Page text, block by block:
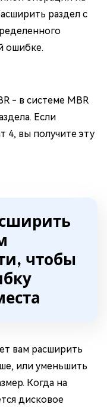
раздел с
ошибке.
- в системе MBR
Если
4, вы получите эту
чтобы
вам расширить
или уменьшить
Когда на
дисковое